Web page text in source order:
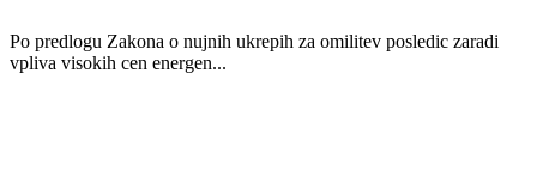
Po predlogu Zakona o nujnih ukrepih za omilitev posledic zaradi
vpliva visokih cen energen...